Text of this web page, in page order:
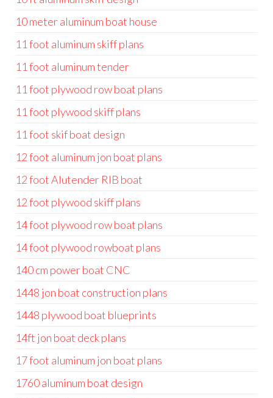
10 meter aluminum boat house
11 foot aluminum skiff plans
11 foot aluminum tender
11 foot plywood row boat plans
11 foot plywood skiff plans
11 foot skif boat design
12 foot aluminum jon boat plans
12 foot Alutender RIB boat
12 foot plywood skiff plans
14 foot plywood row boat plans
14 foot plywood rowboat plans
140 cm power boat CNC
1448 jon boat construction plans
1448 plywood boat blueprints
14ft jon boat deck plans
17 foot aluminum jon boat plans
1760 aluminum boat design